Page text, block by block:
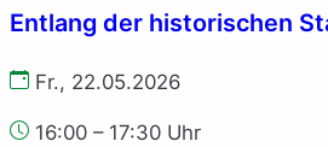
Entlang der historischen
Fr., 22.05.2026
16:00 – 17:30 Uhr